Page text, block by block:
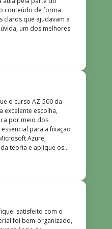
conteúdo de forma
claros que ajudavam a
um dos melhores
o curso AZ-500 da
excelente escolha,
por meio dos
para a fixação
Azure,
teoria e aplique os
e simulados. Outro
curso. O conteúdo é
muito avançada.”
satisfeito com o
foi bem-organizado,